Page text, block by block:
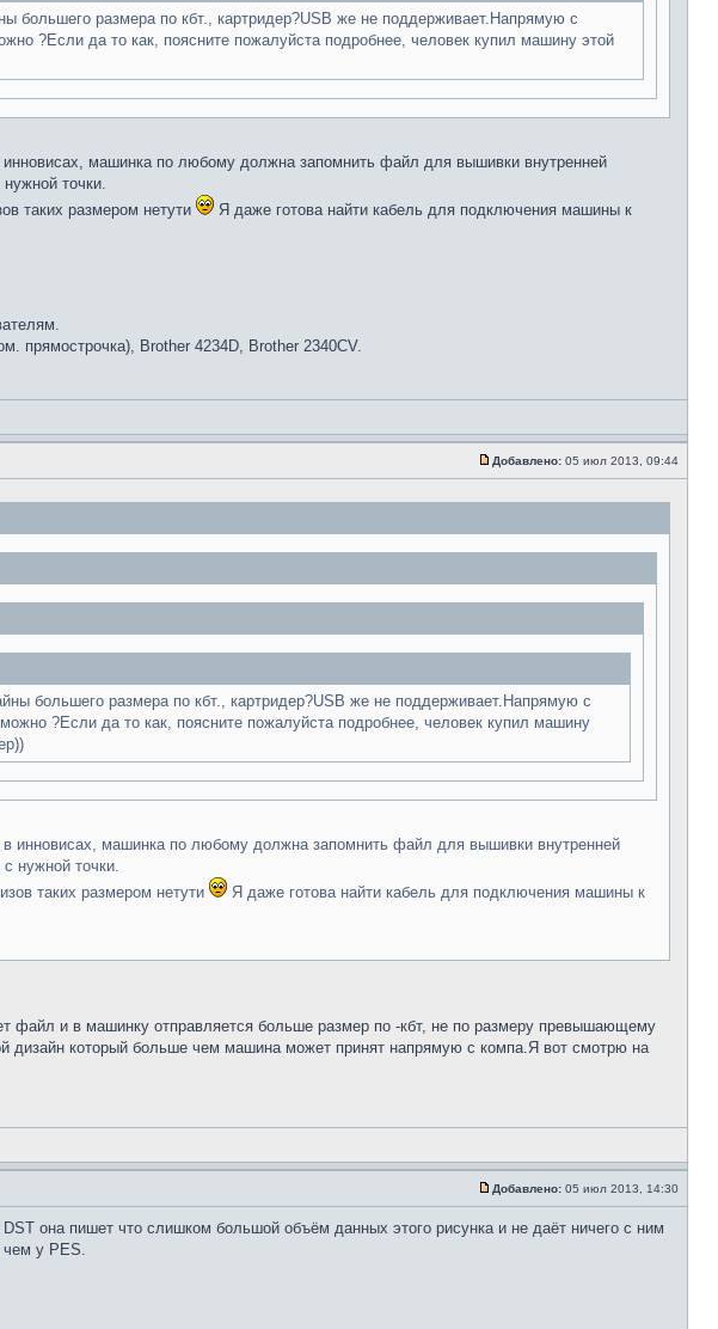
большего размера по кбт., картридер?USB же не поддерживает.Напрямую с
?Если да то как, поясните пожалуйста подробнее, человек купил машину этой
машинка по любому должна запомнить файл для вышивки внутренней
точки.
таких размером нетути
Я даже готова найти кабель для подключения машины к
прямострочка), Brother 4234D, Brother 2340CV.
Добавлено: 05 июл 2013, 09:44
большего размера по кбт., картридер?USB же не поддерживает.Напрямую с
?Если да то как, поясните пожалуйста подробнее, человек купил машину
инновисах, машинка по любому должна запомнить файл для вышивки внутренней
нужной точки.
таких размером нетути
Я даже готова найти кабель для подключения машины к
файл и в машинку отправляется больше размер по -кбт, не по размеру превышающему
дизайн который больше чем машина может принят напрямую с компа.Я вот смотрю на
Добавлено: 05 июл 2013, 14:30
она пишет что слишком большой объём данных этого рисунка и не даёт ничего с ним
чем у PES.